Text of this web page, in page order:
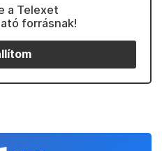
a Telexet
forrásnak!